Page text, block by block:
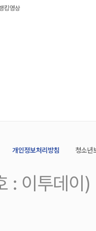
킹영상
개인정보처리방침 청소년
: 이투데